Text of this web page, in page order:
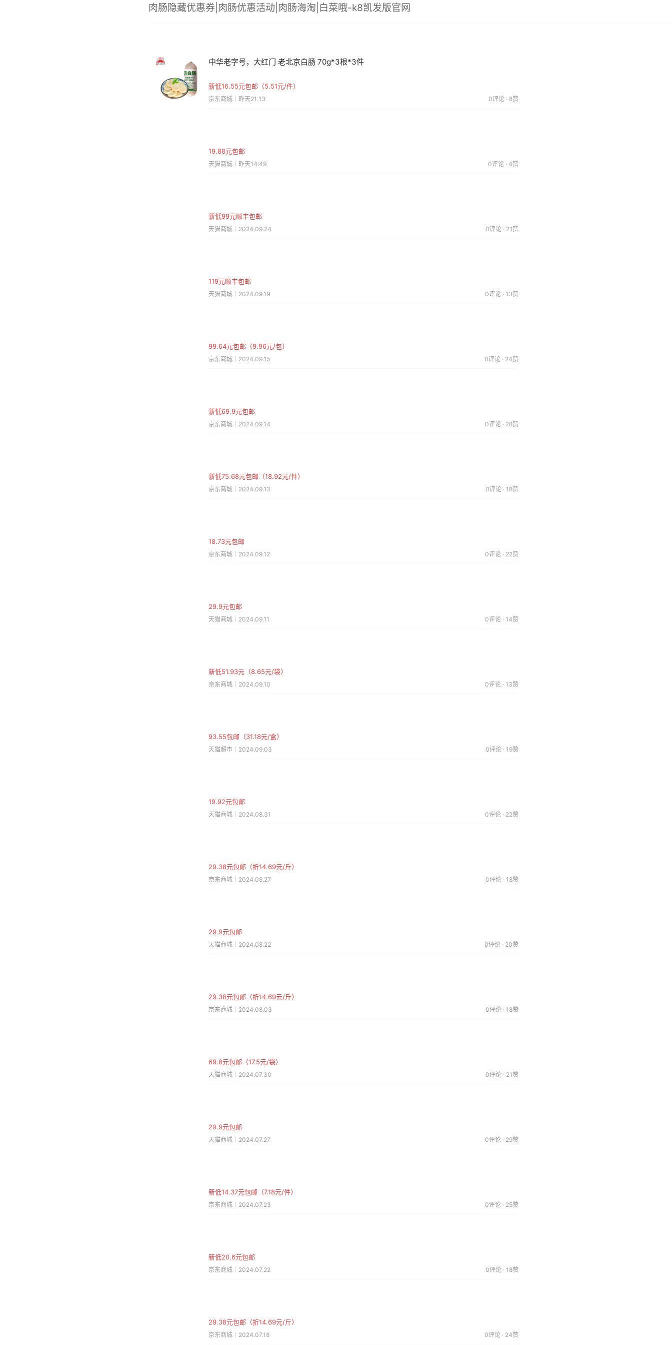
肉肠隐藏优惠券|肉肠优惠活动|肉肠海淘|白菜哦-k8凯发版官网
中华老字号，大红门 老北京白肠 70g*3根*3件
新低16.55元包邮（5.51元/件）
京东商城｜昨天21:13 0评论 · 8赞
19.88元包邮
天猫商城｜昨天14:49 0评论 · 4赞
新低99元顺丰包邮
天猫商城｜2024.09.24 0评论 · 21赞
119元顺丰包邮
天猫商城｜2024.09.19 0评论 · 13赞
99.64元包邮（9.96元/包）
京东商城｜2024.09.15 0评论 · 24赞
新低69.9元包邮
京东商城｜2024.09.14 0评论 · 28赞
新低75.68元包邮（18.92元/件）
京东商城｜2024.09.13 0评论 · 18赞
18.73元包邮
京东商城｜2024.09.12 0评论 · 22赞
29.9元包邮
天猫商城｜2024.09.11 0评论 · 14赞
新低51.93元（8.65元/袋）
京东商城｜2024.09.10 0评论 · 13赞
93.55包邮（31.18元/盒）
天猫超市｜2024.09.03 0评论 · 19赞
19.92元包邮
天猫商城｜2024.08.31 0评论 · 22赞
29.38元包邮（折14.69元/斤）
京东商城｜2024.08.27 0评论 · 18赞
29.9元包邮
天猫商城｜2024.08.22 0评论 · 20赞
29.38元包邮（折14.69元/斤）
京东商城｜2024.08.03 0评论 · 18赞
69.8元包邮（17.5元/袋）
天猫商城｜2024.07.30 0评论 · 21赞
29.9元包邮
天猫商城｜2024.07.27 0评论 · 29赞
新低14.37元包邮（7.18元/件）
京东商城｜2024.07.23 0评论 · 25赞
新低20.6元包邮
京东商城｜2024.07.22 0评论 · 18赞
29.38元包邮（折14.69元/斤）
京东商城｜2024.07.18 0评论 · 24赞